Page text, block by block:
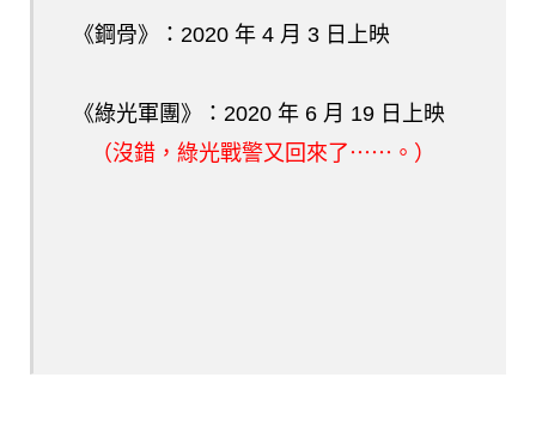
《鋼骨》：2020 年 4 月 3 日上映
《綠光軍團》：2020 年 6 月 19 日上映
（沒錯，綠光戰警又回來了⋯⋯。）